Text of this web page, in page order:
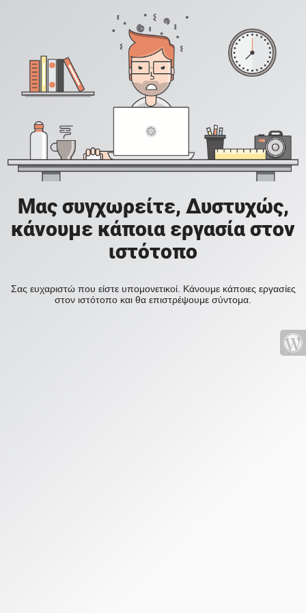
Μας συγχωρείτε, Δυστυχώς,
κάνουμε κάποια εργασία στον
ιστότοπο
Σας ευχαριστώ που είστε υπομονετικοί. Κάνουμε κάποιες εργασίες
στον ιστότοπο και θα επιστρέψουμε σύντομα.